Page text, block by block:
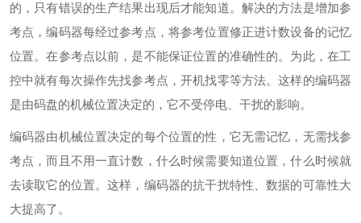
的，只有错误的生产结果出现后才能知道。解决的方法是增加参
考点，编码器每经过参考点，将参考位置修正进计数设备的记忆
位置。在参考点以前，是不能保证位置的准确性的。为此，在工
控中就有每次操作先找参考点，开机找零等方法。这样的编码器
是由码盘的机械位置决定的，它不受停电、干扰的影响。
编码器由机械位置决定的每个位置的性，它无需记忆，无需找参
考点，而且不用一直计数，什么时候需要知道位置，什么时候就
去读取它的位置。这样，编码器的抗干扰特性、数据的可靠性大
大提高了。